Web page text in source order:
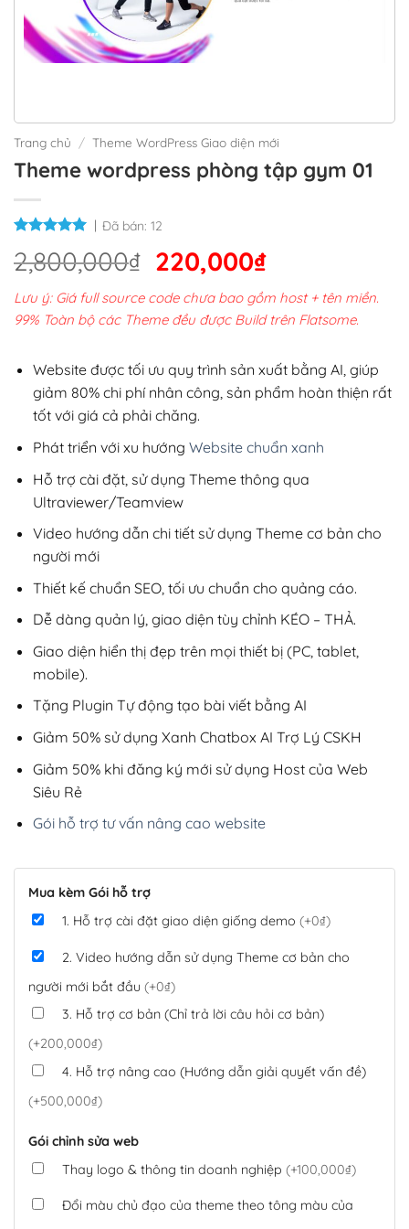
Trang chủ / Theme WordPress Giao diện mới
Theme wordpress phòng tập gym 01
Đã bán: 12
2,800,000₫ Giá
gốc
là:
2,800,000₫.
220,000₫Giá
hiện
tại
220,000₫.
Lưu ý: Giá full source code chưa bao gồm host + tên miền.
99% Toàn bộ các Theme đều được Build trên Flatsome.
Website được tối ưu quy trình sản xuất bằng AI, giúp
giảm 80% chi phí nhân công, sản phẩm hoàn thiện rất
tốt với giá cả phải chăng.
Phát triển với xu hướng Website chuẩn xanh
Hỗ trợ cài đặt, sử dụng Theme thông qua
Ultraviewer/Teamview
Video hướng dẫn chi tiết sử dụng Theme cơ bản cho
người mới
Thiết kế chuẩn SEO, tối ưu chuẩn cho quảng cáo.
Dễ dàng quản lý, giao diện tùy chỉnh KÉO – THẢ.
Giao diện hiển thị đẹp trên mọi thiết bị (PC, tablet,
mobile).
Tặng Plugin Tự động tạo bài viết bằng AI
Giảm 50% sử dụng Xanh Chatbox AI Trợ Lý CSKH
Giảm 50% khi đăng ký mới sử dụng Host của Web
Siêu Rẻ
Gói hỗ trợ tư vấn nâng cao website
Mua kèm Gói hỗ trợ
1. Hỗ trợ cài đặt giao diện giống demo (+0₫)
2. Video hướng dẫn sử dụng Theme cơ bản cho
người mới bắt đầu (+0₫)
3. Hỗ trợ cơ bản (Chỉ trả lời câu hỏi cơ bản)
(+200,000₫)
4. Hỗ trợ nâng cao (Hướng dẫn giải quyết vấn đề)
(+500,000₫)
Gói chỉnh sửa web
Thay logo & thông tin doanh nghiệp (+100,000₫)
Đổi màu chủ đạo của theme theo tông màu của